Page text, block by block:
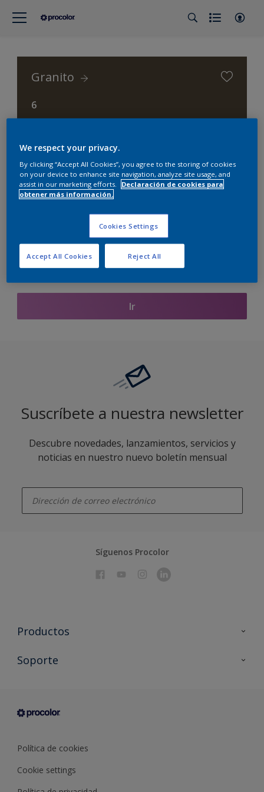
Granito
6
Procolor Selección (Procolor Interior)
Encontrar productos de este color
Ir
Suscríbete a nuestra newsletter
Descubre novedades, lanzamientos, servicios y
noticias en nuestro nuevo boletín mensual
Síguenos Procolor
Productos
Todos los productos
Condiciones generales de venta
Soporte
Sobre Procolor
Política de cookies
Cookie settings
We respect your privacy.
By clicking “Accept All Cookies”, you agree to the storing of cookies
on your device to enhance site navigation, analyze site usage, and
assist in our marketing efforts.
Declaración de cookies para
obtener más información.
Cookies Settings
Reject All
Accept All Cookies